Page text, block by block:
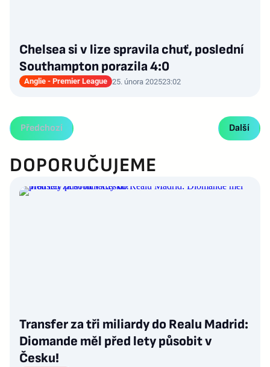
Chelsea si v lize spravila chuť, poslední
Southampton porazila 4:0
Anglie - Premier League 25. února 202523:02
Předchozí Další
DOPORUČUJEME
Transfer za tři miliardy do Realu Madrid:
Diomande měl před lety působit v
Česku!